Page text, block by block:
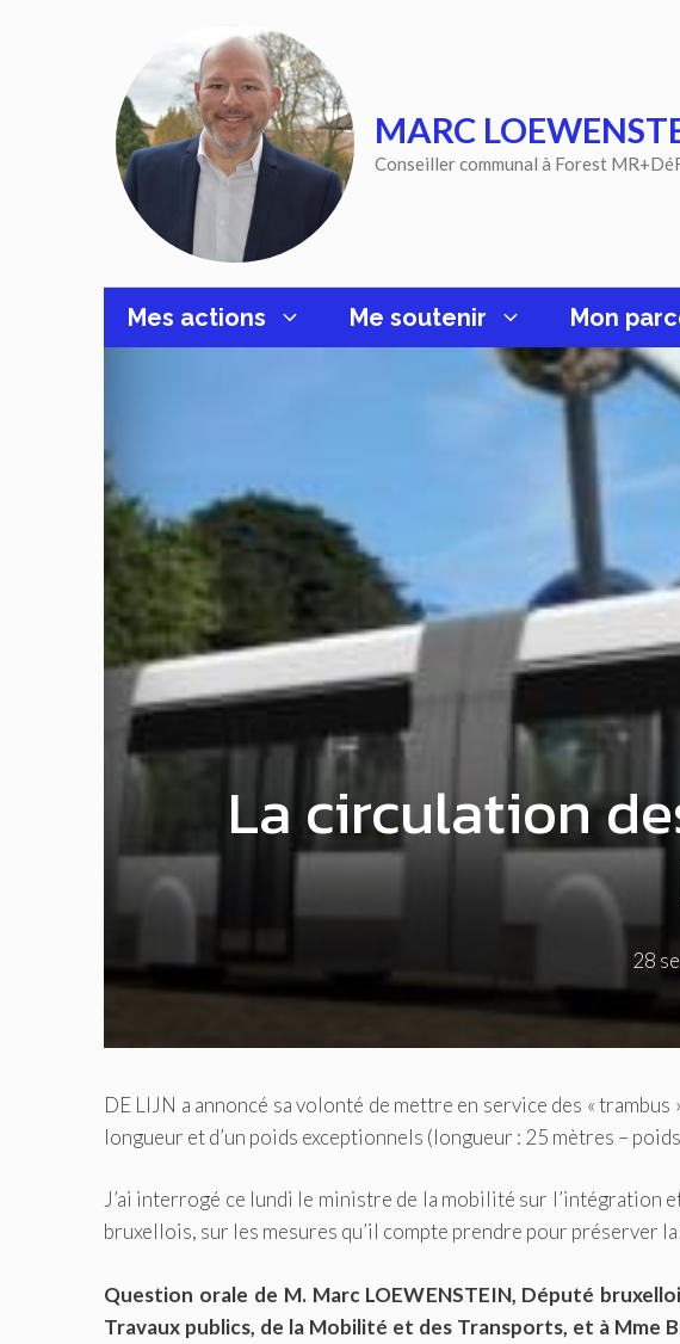
MARC
Conseiller communal à Forest
Mes actions Me soutenir Mon
La circulation
28
DE LIJN a annoncé sa volonté de mettre en service des « trambus
longueur et d’un poids exceptionnels (longueur : 25 mètres –
J’ai interrogé ce lundi le ministre de la mobilité sur l’intégration
bruxellois, sur les mesures qu’il compte prendre pour préserver
Question orale de M. Marc LOEWENSTEIN, Député
Travaux publics, de la Mobilité et des Transports, et à Mme